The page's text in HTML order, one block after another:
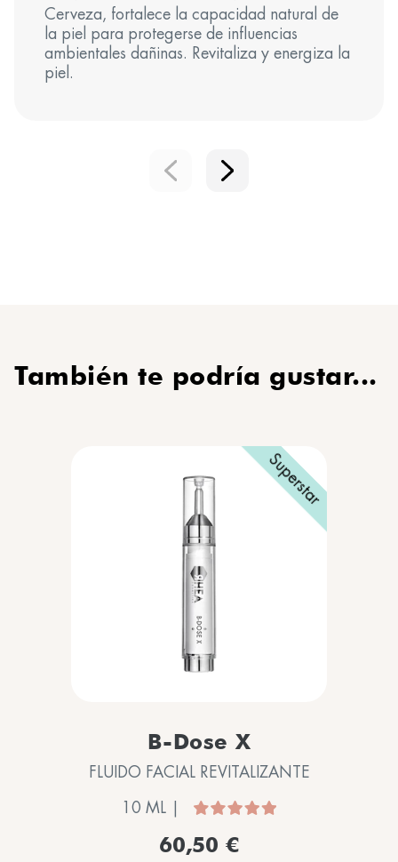
Sodium Oleate, Hydrogenated Lecithin.
La lista de ingredientes puede estar sujeta a cambios:
consulte siempre la que figura en su producto.
Cerveza, fortalece la capacidad natural de
la piel para protegerse de influencias
ambientales dañinas. Revitaliza y energiza la
piel.
También te podría gustar...
Superstar
B-Dose X
FLUIDO FACIAL REVITALIZANTE
10 ML |
60,50 €